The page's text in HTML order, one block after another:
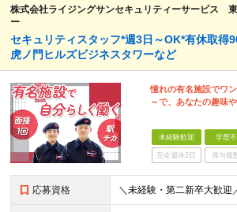
株式会社ライジングサンセキュリティーサービス
ー
セキュリティスタッフ*週3日～OK*有休取得
虎ノ門ヒルズビジネスタワーなど
憧れの有名施設でワ
～で、あなたの趣味
未経験歓迎 学歴
完全週休2日 賞与複
応募資格